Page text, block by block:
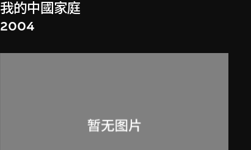
我的中國家庭
2004